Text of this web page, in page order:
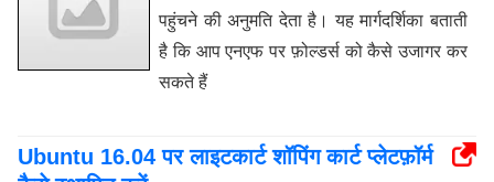
पहुंचने की अनुमति देता है। यह मार्गदर्शिका बताती
है कि आप एनएफ पर फ़ोल्डर्स को कैसे उजागर कर
सकते हैं
Ubuntu 16.04 पर लाइटकार्ट शॉपिंग कार्ट प्लेटफ़ॉर्म